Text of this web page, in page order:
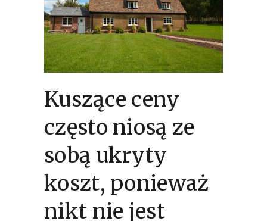
Kuszące ceny
często niosą ze
sobą ukryty
koszt, ponieważ
nikt nie jest